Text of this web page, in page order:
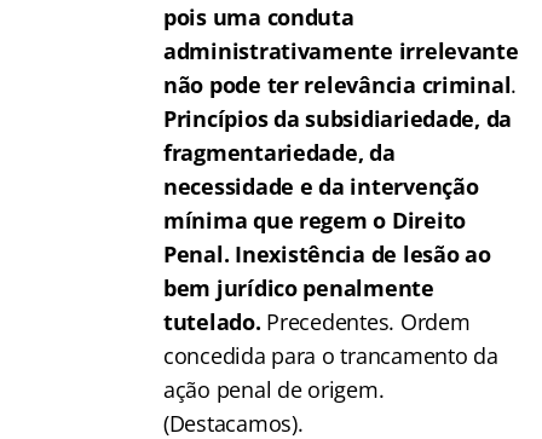
pois uma conduta
administrativamente irrelevante
não pode ter relevância criminal.
Princípios da subsidiariedade, da
fragmentariedade, da
necessidade e da intervenção
mínima que regem o Direito
Penal. Inexistência de lesão ao
bem jurídico penalmente
tutelado. Precedentes. Ordem
concedida para o trancamento da
ação penal de origem.
(Destacamos).